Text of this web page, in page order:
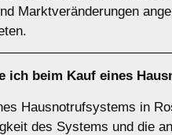
Marktveränderungen
ich beim Kauf eines
Hausnotrufsystems in
des Systems und die